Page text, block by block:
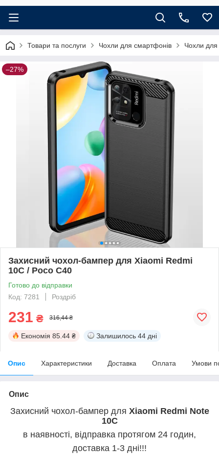
Товари та послуги Чохли для смартфонів Чохли
–27%
Захисний чохол-бампер для Xiaomi Redmi
10С / Poco C40
Готово до відправки
Код: 7281
Роздріб
231 ₴ 316,44 ₴
Економія 85.44 ₴ Залишилось 44 дні
Опис Характеристики Доставка Оплата Умови
Опис
Захисний чохол-бампер для Xiaomi Redmi Note
10C
в наявності, відправка протягом 24 годин,
доставка 1-3 дні!!!